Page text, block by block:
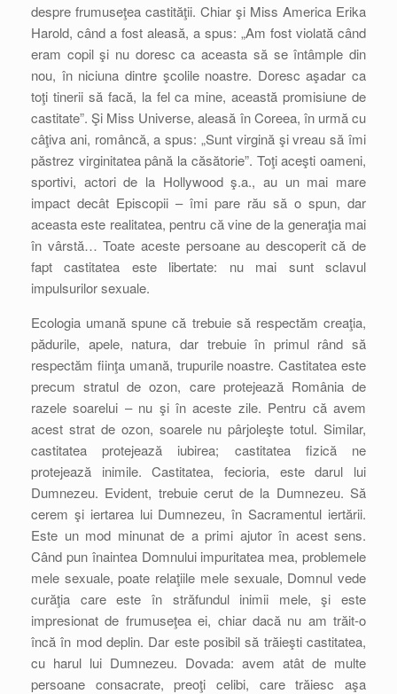
despre frumuseţea castităţii. Chiar şi Miss America Erika
Harold, când a fost aleasă, a spus: „Am fost violată când
eram copil şi nu doresc ca aceasta să se întâmple din
nou, în niciuna dintre şcolile noastre. Doresc aşadar ca
toţi tinerii să facă, la fel ca mine, această promisiune de
castitate”. Şi Miss Universe, aleasă în Coreea, în urmă cu
câţiva ani, româncă, a spus: „Sunt virgină şi vreau să îmi
păstrez virginitatea până la căsătorie”. Toţi aceşti oameni,
sportivi, actori de la Hollywood ş.a., au un mai mare
impact decât Episcopii – îmi pare rău să o spun, dar
aceasta este realitatea, pentru că vine de la generaţia mai
în vârstă… Toate aceste persoane au descoperit că de
fapt castitatea este libertate: nu mai sunt sclavul
impulsurilor sexuale.
Ecologia umană spune că trebuie să respectăm creaţia,
pădurile, apele, natura, dar trebuie în primul rând să
respectăm fiinţa umană, trupurile noastre. Castitatea este
precum stratul de ozon, care protejează România de
razele soarelui – nu şi în aceste zile. Pentru că avem
acest strat de ozon, soarele nu pârjoleşte totul. Similar,
castitatea protejează iubirea; castitatea fizică ne
protejează inimile. Castitatea, fecioria, este darul lui
Dumnezeu. Evident, trebuie cerut de la Dumnezeu. Să
cerem şi iertarea lui Dumnezeu, în Sacramentul iertării.
Este un mod minunat de a primi ajutor în acest sens.
Când pun înaintea Domnului impuritatea mea, problemele
mele sexuale, poate relaţiile mele sexuale, Domnul vede
curăţia care este în străfundul inimii mele, şi este
impresionat de frumuseţea ei, chiar dacă nu am trăit-o
încă în mod deplin. Dar este posibil să trăieşti castitatea,
cu harul lui Dumnezeu. Dovada: avem atât de multe
persoane consacrate, preoţi celibi, care trăiesc aşa